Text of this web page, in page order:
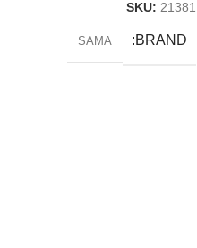
SKU: 21381
BRAND
SAMA